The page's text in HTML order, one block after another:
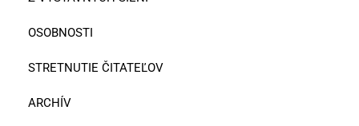
OSOBNOSTI
STRETNUTIE ČITATEĽOV
ARCHÍV